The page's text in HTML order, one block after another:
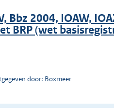
2004, IOAW,
BRP (wet
door: Boxmeer